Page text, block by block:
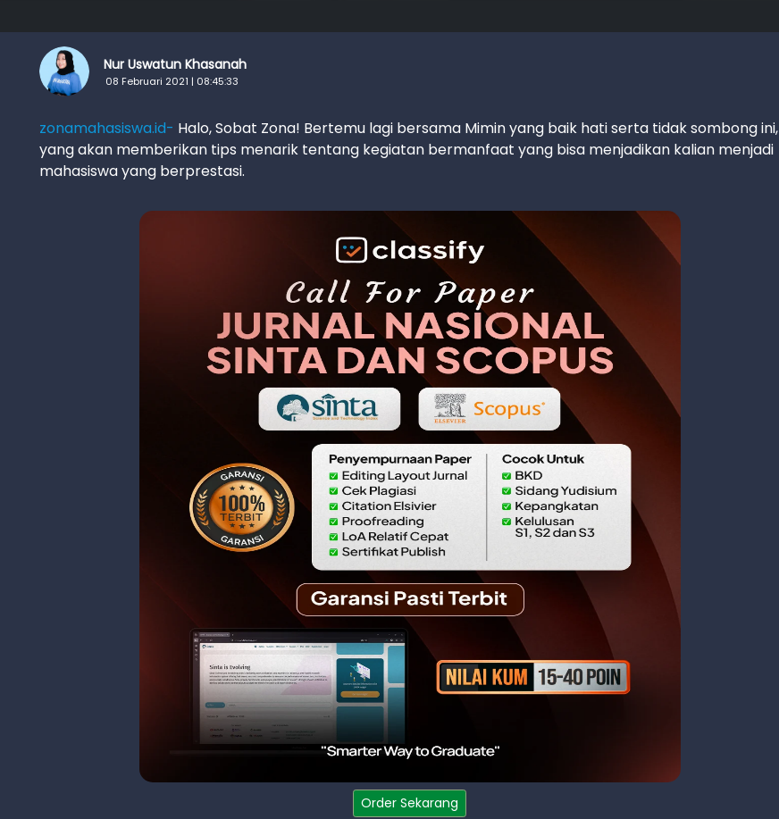
Nur Uswatun Khasanah
08 Februari 2021 | 08:45:33
zonamahasiswa.id- Halo, Sobat Zona! Bertemu lagi bersama Mimin yang baik hati serta tidak sombong ini,
yang akan memberikan tips menarik tentang kegiatan bermanfaat yang bisa menjadikan kalian menjadi
mahasiswa yang berprestasi.
Order Sekarang